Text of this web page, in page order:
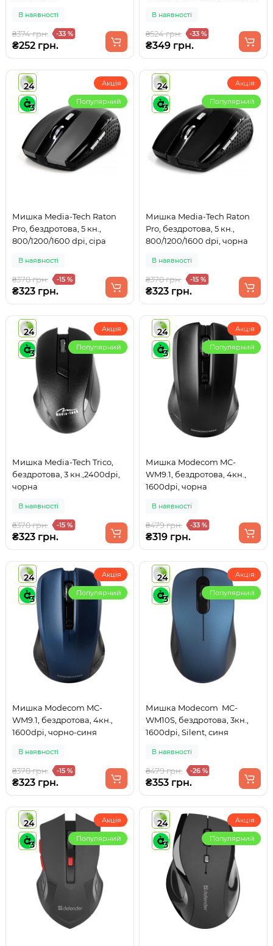
В наявності
₴374 грн. -33 %
₴252 грн.
В наявності
₴524 грн. -33 %
₴349 грн.
24
3
Акція
Популярний
Мишка Media-Tech Raton
Pro, бездротова, 5 кн.,
800/1200/1600 dpi, сіра
В наявності
₴378 грн. -15 %
₴323 грн.
24
3
Акція
Популярний
Мишка Media-Tech Raton
Pro, бездротова, 5 кн.,
800/1200/1600 dpi, чорна
В наявності
₴378 грн. -15 %
₴323 грн.
24
3
Акція
Популярний
Мишка Media-Tech Trico,
бездротова, 3 кн.,2400dpi,
чорна
В наявності
₴378 грн. -15 %
₴323 грн.
24
3
Акція
Популярний
Мишка Modecom MC-
WM9.1, бездротова, 4кн.,
1600dpi, чорна
В наявності
₴479 грн. -33 %
₴319 грн.
24
3
Акція
Популярний
Мишка Modecom MC-
WM9.1, бездротова, 4кн.,
1600dpi, чорно-синя
В наявності
₴378 грн. -15 %
₴323 грн.
24
3
Акція
Популярний
Мишка Modecom MC-
WM10S, бездротова, 3кн.,
1600dpi, Silent, синя
В наявності
₴479 грн. -26 %
₴353 грн.
24
3
Акція
Популярний
24
3
Акція
Популярний